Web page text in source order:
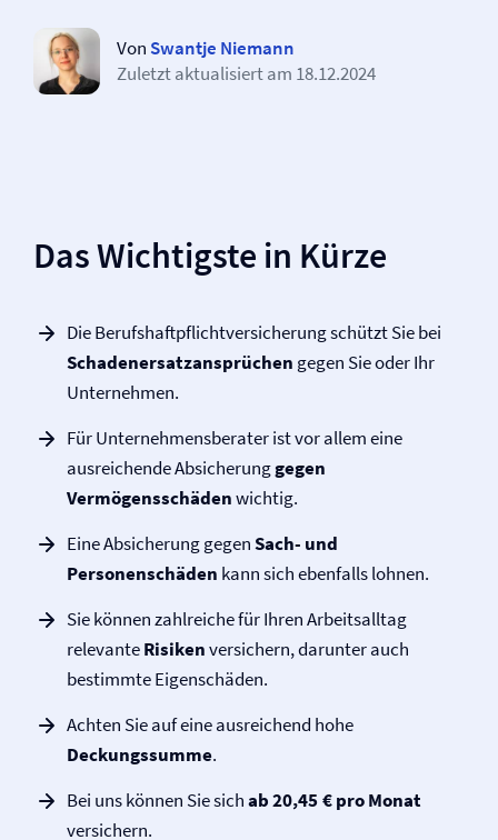
Von Swantje Niemann
Zuletzt aktualisiert am 18.12.2024
Das Wichtigste in Kürze
Die Berufs­haftpflicht­versicherung schützt Sie bei
Schadenersatzansprüchen gegen Sie oder Ihr
Unternehmen.
Für Unternehmensberater ist vor allem eine
ausreichende Absicherunggegen
Vermögensschädenwichtig.
Eine Absicherung gegenSach- und
Personenschäden kann sich ebenfalls lohnen.
Sie können zahlreiche für Ihren Arbeitsalltag
relevanteRisikenversichern, darunter auch
bestimmte Eigenschäden.
Achten Sie auf eine ausreichend hohe
Deckungssumme.
Bei uns können Sie sichab 20,45 € pro Monat
versichern.